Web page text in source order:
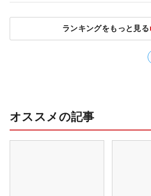
ランキングをもっと見る
オススメの記事